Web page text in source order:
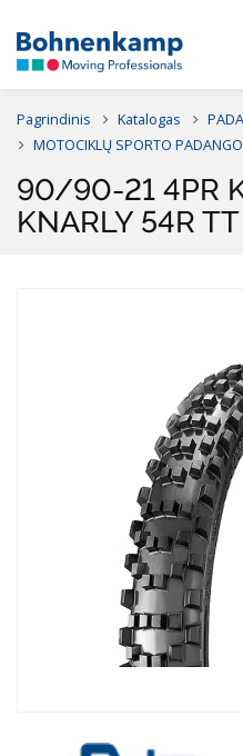
Pagrindinis Katalogas
MOTOCIKLŲ SPORTO
90/90-21 4PR
KNARLY 54R TT